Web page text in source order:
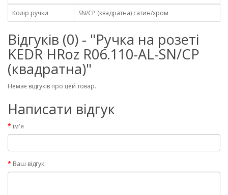
Колір ручки SN/CP (квадратна) сатин/хром
Відгуків (0) - "Ручка на розеті
KEDR HRoz R06.110-AL-SN/CP
(квадратна)"
Немає відгуків про цей товар.
Написати відгук
ім'я
Ваш відгук: